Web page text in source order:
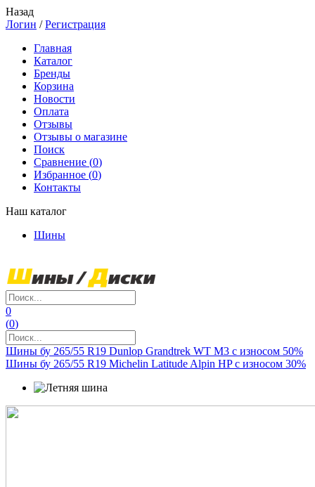
Назад
Логин /Регистрация
Главная
Каталог
Бренды
Корзина
Новости
Оплата
Отзывы
Отзывы о магазине
Поиск
Сравнение (0)
Избранное (0)
Контакты
Наш каталог
Шины
0
(0)
Шины бу 265/55 R19 Dunlop Grandtrek WT M3 с износом 50%
Шины бу 265/55 R19 Michelin Latitude Alpin HP с износом 30%